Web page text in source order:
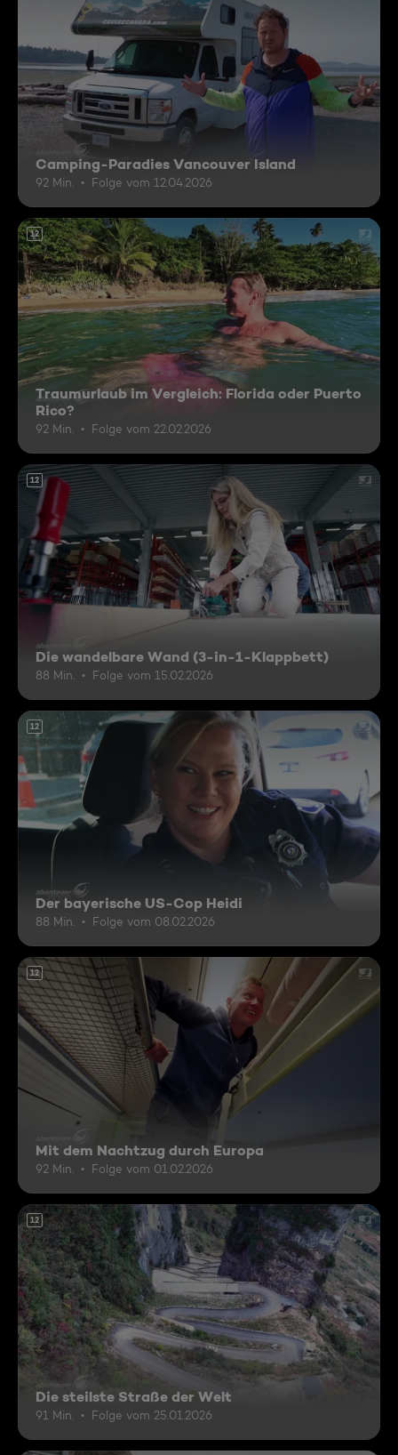
Camping-Paradies Vancouver Island
92 Min. Folge vom 12.04.2026
12
Traumurlaub im Vergleich: Florida oder Puerto
Rico?
92 Min. Folge vom 22.02.2026
12
Die wandelbare Wand (3-in-1-Klappbett)
88 Min. Folge vom 15.02.2026
12
Der bayerische US-Cop Heidi
88 Min. Folge vom 08.02.2026
12
Mit dem Nachtzug durch Europa
92 Min. Folge vom 01.02.2026
12
Die steilste Straße der Welt
91 Min. Folge vom 25.01.2026